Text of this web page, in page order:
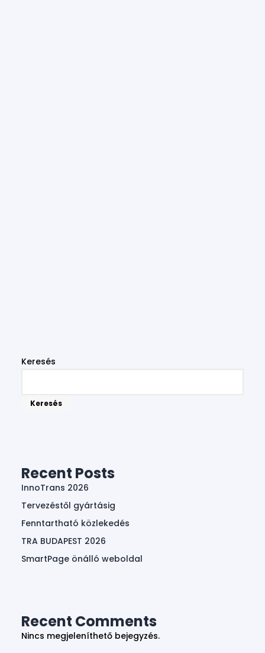
Keresés
Keresés
Recent Posts
InnoTrans 2026
Tervezéstől gyártásig
Fenntartható közlekedés
TRA BUDAPEST 2026
SmartPage önálló weboldal
Recent Comments
Nincs megjeleníthető bejegyzés.